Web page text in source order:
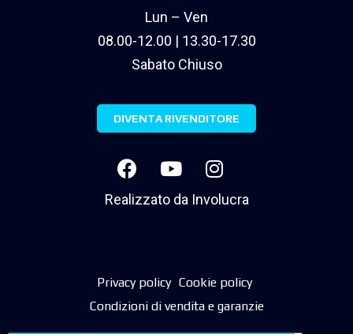
Lun – Ven
08.00-12.00 | 13.30-17.30
Sabato Chiuso
DIVENTA RIVENDITORE
Realizzato da Involucra
Privacy policy Cookie policy
Condizioni di vendita e garanzie